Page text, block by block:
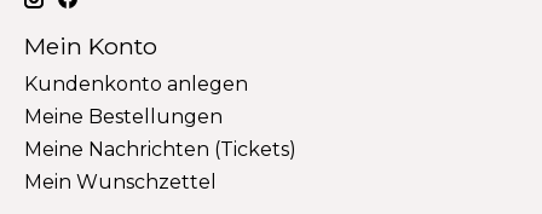
Mein Konto
Kundenkonto anlegen
Meine Bestellungen
Meine Nachrichten (Tickets)
Mein Wunschzettel